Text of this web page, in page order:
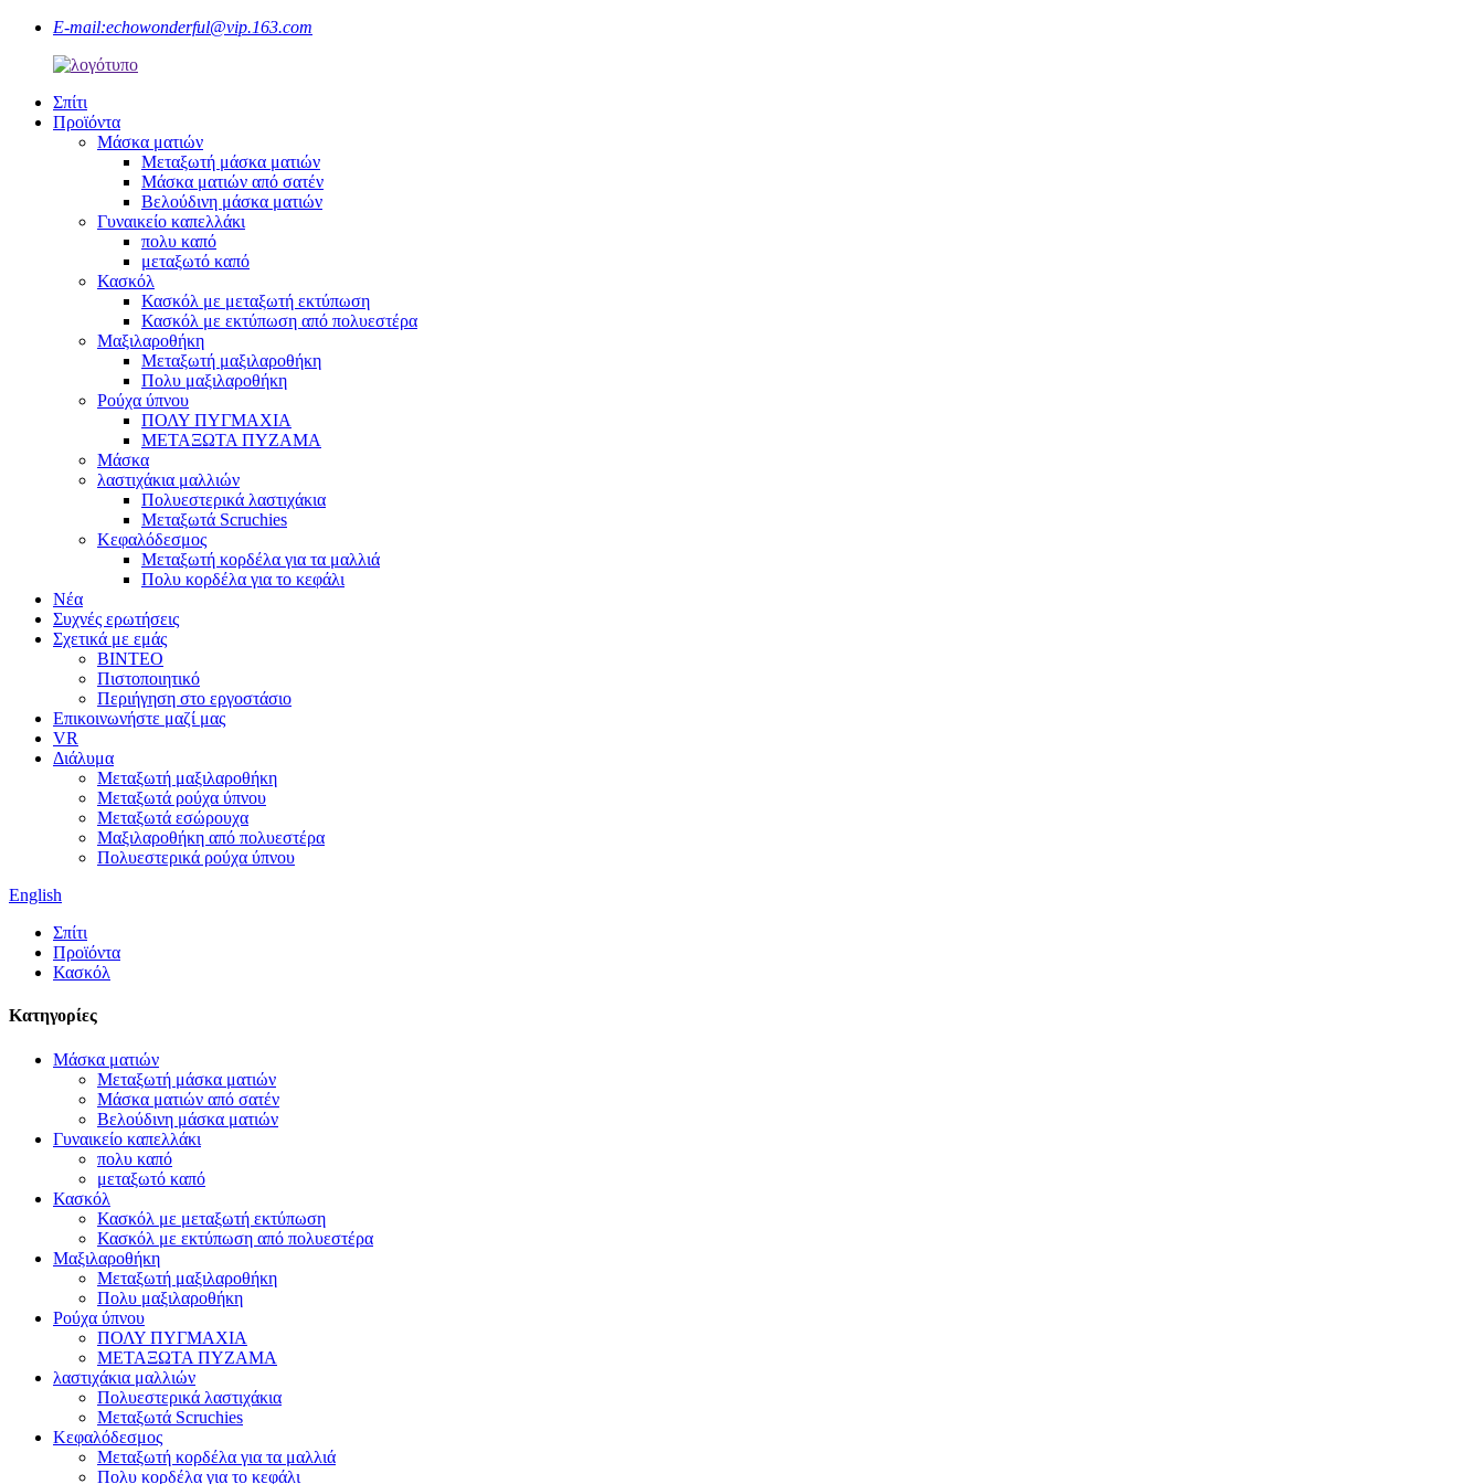
E-mail:echowonderful@vip.163.com
Σπίτι
Προϊόντα
Μάσκα ματιών
Μεταξωτή μάσκα ματιών
Μάσκα ματιών από σατέν
Βελούδινη μάσκα ματιών
Γυναικείο καπελλάκι
πολυ καπό
μεταξωτό καπό
Κασκόλ
Κασκόλ με μεταξωτή εκτύπωση
Κασκόλ με εκτύπωση από πολυεστέρα
Μαξιλαροθήκη
Μεταξωτή μαξιλαροθήκη
Πολυ μαξιλαροθήκη
Ρούχα ύπνου
ΠΟΛΥ ΠΥΓΜΑΧΙΑ
ΜΕΤΑΞΩΤΑ ΠΥΖΑΜΑ
Μάσκα
λαστιχάκια μαλλιών
Πολυεστερικά λαστιχάκια
Μεταξωτά Scruchies
Κεφαλόδεσμος
Μεταξωτή κορδέλα για τα μαλλιά
Πολυ κορδέλα για το κεφάλι
Νέα
Συχνές ερωτήσεις
Σχετικά με εμάς
ΒΙΝΤΕΟ
Πιστοποιητικό
Περιήγηση στο εργοστάσιο
Επικοινωνήστε μαζί μας
VR
Διάλυμα
Μεταξωτή μαξιλαροθήκη
Μεταξωτά ρούχα ύπνου
Μεταξωτά εσώρουχα
Μαξιλαροθήκη από πολυεστέρα
Πολυεστερικά ρούχα ύπνου
English
Σπίτι
Προϊόντα
Κασκόλ
Κατηγορίες
Μάσκα ματιών
Μεταξωτή μάσκα ματιών
Μάσκα ματιών από σατέν
Βελούδινη μάσκα ματιών
Γυναικείο καπελλάκι
πολυ καπό
μεταξωτό καπό
Κασκόλ
Κασκόλ με μεταξωτή εκτύπωση
Κασκόλ με εκτύπωση από πολυεστέρα
Μαξιλαροθήκη
Μεταξωτή μαξιλαροθήκη
Πολυ μαξιλαροθήκη
Ρούχα ύπνου
ΠΟΛΥ ΠΥΓΜΑΧΙΑ
ΜΕΤΑΞΩΤΑ ΠΥΖΑΜΑ
λαστιχάκια μαλλιών
Πολυεστερικά λαστιχάκια
Μεταξωτά Scruchies
Κεφαλόδεσμος
Μεταξωτή κορδέλα για τα μαλλιά
Πολυ κορδέλα για το κεφάλι